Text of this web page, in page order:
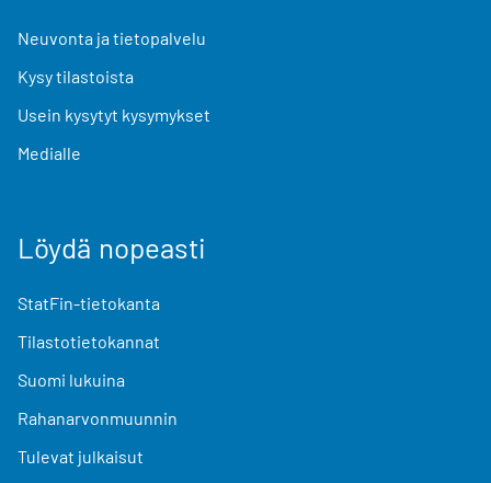
Neuvonta ja tietopalvelu
Kysy tilastoista
Usein kysytyt kysymykset
Medialle
Löydä nopeasti
StatFin-tietokanta
Tilastotietokannat
Suomi lukuina
Rahanarvonmuunnin
Tulevat julkaisut